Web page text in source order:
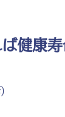
健康